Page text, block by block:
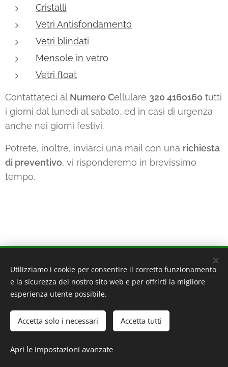
Cristalli
Vetri Antisfondamento
Vetri blindati
Mensole in vetro
Vetri float
Contattateci al Numero Cellulare 320 4160160 tutti
i giorni dal lunedì al sabato, ed in casi di urgenza
anche nei giorni festivi.
Potrete, inoltre, inviarci una mail con una richiesta
di preventivo, vi risponderemo in brevissimo
tempo.
VEFAB - VETRAIO FABBRO
20162 Milano - Via Ornato 140
20095 Cusano Milanino - Via Zucchi 39
P.IVA 09093700962
PRIVACY POLICY
-COOKIE POLICY
Creato conWebnode
Utilizziamo i cookie per consentire il corretto funzionamento
e la sicurezza del nostro sito web e per offrirti la migliore
esperienza utente possibile.
Accetta solo i necessari Accetta tutti
Apri le impostazioni avanzate